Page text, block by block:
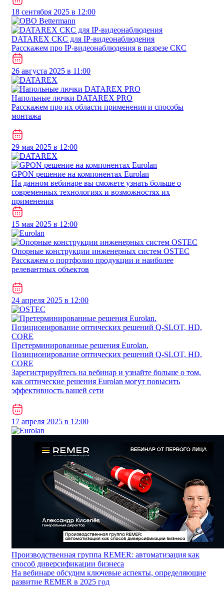
18 сентября 2025 в 12:00
DATAREX СКС для IP-видеонаблюдения
Расскажем про IP-видеонаблюдения в разрезе СКС
26 августа 2025 в 11:00
Напольные лючки DATAREX PRO
Расскажем про их области применения и способы
монтажа
29 мая 2025 в 12:00
GPON решение на компонентах Eurolan
На данном вебинаре вы сможете узнать больше о
современных технологиях и возможностях их
применения
15 мая 2025 в 12:00
Опорные конструкции инженерных систем OSTEC
Расскажем о портфолио продукции и наиболее
релевантных объектов
24 апреля 2025 в 12:00
Претерминированные решения Eurolan.
Позиционирование оптических решений Q-SLOT, HD,
CORE
Зарегистрируйтесь на вебинар и узнайте больше о том,
как оптические решения Eurolan могут повысить
эффективность вашей сети
17 апреля 2025 в 12:00
Производственная группа REMER: автоматизация как
способ диверсификации бизнеса
На вебинаре обсудим ключевые аспекты, определяющие
развитие REMER в 2025 год